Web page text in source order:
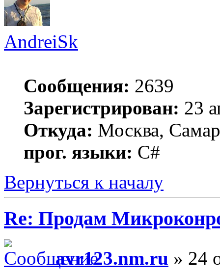
AndreiSk
Сообщения: 2639
Зарегистрирован: 23
Откуда: Москва,
прог. языки: C#
Вернуться к началу
Re: Продам
avr123.nm.ru » 24